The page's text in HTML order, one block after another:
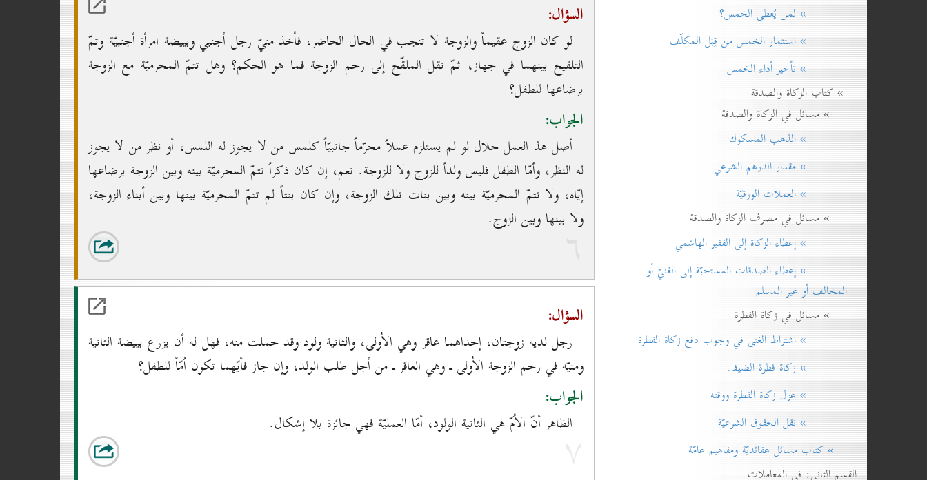
السؤال:
لو كان الزوج عقيماً والزوجة لا تنجب في الحال الحاضر، فاُخذ منيّ رجل أجنبي وبييضة امرأة أجنبيّة وتمّ
التلقيح بينهما في جهاز، ثمّ نقل الملقّح إلى رحم الزوجة فما هو الحكم؟ وهل تتمّ المحرميّة مع الزوجة
برضاعها للطفل؟
الجواب:
أصل هذ العمل حلال لو لم يستلزم عملاً محرّماً جانبيّاً كلمس من لا يجوز له اللمس، أو نظر من لا يجوز
له النظر، وأمّا الطفل فليس ولداً للزوج ولا للزوجة. نعم، إن كان ذكراً تتمّ المحرميّة بينه وبين الزوجة برضاعها
إيّاه، ولا تتمّ المحرميّة بينه وبين بنات تلك الزوجة، وإن كان بنتاً لم تتمّ المحرميّة بينها وبين أبناء الزوجة،
ولا بينها وبين الزوج.
٦
السؤال:
رجل لديه زوجتان، إحداهما عاقر وهي الاُولى، والثانية ولود وقد حملت منه، فهل له أن يزرع بييضة الثانية
ومنيّه في رحم الزوجة الاُولى ـ وهي العاقر ـ من أجل طلب الولد، وإن جاز فأيّهما تكون اُمّاً للطفل؟
الجواب:
الظاهر أنّ الاُمّ هي الثانية الولود، أمّا العمليّة فهي جائزة بلا إشكال.
۷
» لمن يُعطی الخمس؟
» استثمار الخمس من قِبَل المكلّف
» تأخير أداء الخمس
» كتاب الزكاة والصدقة
» مسائل في الزكاة والصدقة
» الذهب المسكوك
» مقدار الدرهم الشرعي
» العملات الورقيّة
» مسائل في مصرف الزكاة والصدقة
» إعطاء الزكاة إلی الفقير الهاشمي
» إعطاء الصدقات المستحبّة إلی الغنيّ أو
المخالف أو غير المسلم
» مسائل في زكاة الفطرة
» اشتراط الغنی في وجوب دفع زكاة الفطرة
» زكاة فطرة الضيف
» عزل زكاة الفطرة ووقته
» نقل الحقوق الشرعيّة
» كتاب مسائل عقائديّة ومفاهيم عامّة
القسم الثاني: في المعاملات